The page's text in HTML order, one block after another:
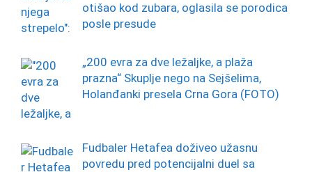
otišao kod zubara, oglasila se porodica
posle presude
„200 evra za dve ležaljke, a plaža
prazna“ Skuplje nego na Sejšelima,
Holanđanki presela Crna Gora (FOTO)
Fudbaler Hetafea doživeo užasnu
povredu pred potencijalni duel sa